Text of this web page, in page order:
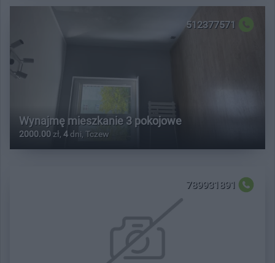
512377571
Wynajmę mieszkanie 3 pokojowe
2000.00 zł, 4 dni, Tczew
789931891